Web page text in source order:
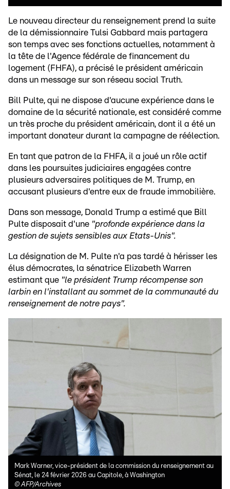
Le nouveau directeur du renseignement prend la suite
de la démissionnaire Tulsi Gabbard mais partagera
son temps avec ses fonctions actuelles, notamment à
la tête de l'Agence fédérale de financement du
logement (FHFA), a précisé le président américain
dans un message sur son réseau social Truth.
Bill Pulte, qui ne dispose d'aucune expérience dans le
domaine de la sécurité nationale, est considéré comme
un très proche du président américain, dont il a été un
important donateur durant la campagne de réélection.
En tant que patron de la FHFA, il a joué un rôle actif
dans les poursuites judiciaires engagées contre
plusieurs adversaires politiques de M. Trump, en
accusant plusieurs d'entre eux de fraude immobilière.
Dans son message, Donald Trump a estimé que Bill
Pulte disposait d'une "profonde expérience dans la
gestion de sujets sensibles aux Etats-Unis".
La désignation de M. Pulte n'a pas tardé à hérisser les
élus démocrates, la sénatrice Elizabeth Warren
estimant que "le président Trump récompense son
larbin en l'installant au sommet de la communauté du
renseignement de notre pays".
Mark Warner, vice-président de la commission du renseignement au
Sénat, le 24 février 2026 au Capitole, à Washington
©AFP/Archives